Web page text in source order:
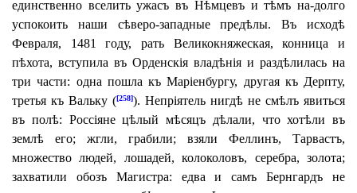
единственно вселить ужасъ въ Нѣмцевъ и тѣмъ на-долго
успокоить наши сѣверо-западные предѣлы.Въ исходѣ
Февраля, 1481 году, рать Великокняжеская, конница и
пѣхота, вступила въ Орденскія владѣнія и раздѣлилась на
три части: одна пошла къ Маріенбургу, другая къ Дерпту,
третья къ Вальку ([258]). Непріятель нигдѣ не смѣлъ явиться
въ полѣ: Россіяне цѣлый мѣсяцъ дѣлали, что хотѣли въ
землѣ его; жгли, грабили; взяли Феллинъ, Тарвастъ,
множество людей, лошадей, колоколовъ, серебра, золота;
захватили обозъ Магистра: едва и самъ Бернгардъ не